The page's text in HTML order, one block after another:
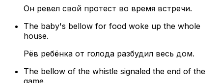
Он ревел свой протест во время встречи.
The baby's bellow for food woke up the whole
house.
Рёв ребёнка от голода разбудил весь дом.
The bellow of the whistle signaled the end of the